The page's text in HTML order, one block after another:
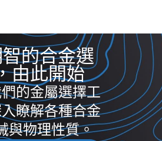
的合金選
由此開始
的金屬選擇工
瞭解各種合金
與物理性質。